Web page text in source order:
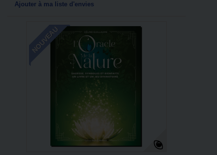
Ajouter à ma liste d'envies
NOUVEAU